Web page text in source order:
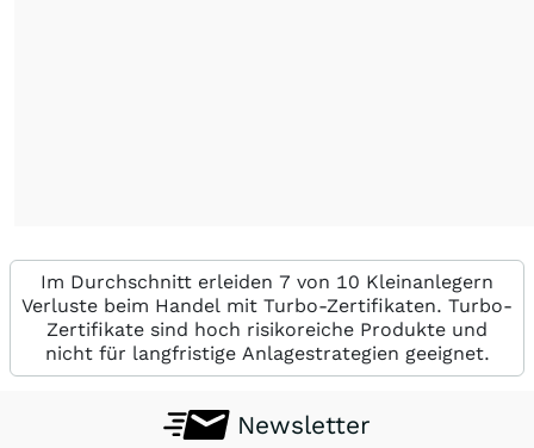
Im Durchschnitt erleiden 7 von 10 Kleinanlegern
Verluste beim Handel mit Turbo-Zertifikaten. Turbo-
Zertifikate sind hoch risikoreiche Produkte und
nicht für langfristige Anlagestrategien geeignet.
Newsletter